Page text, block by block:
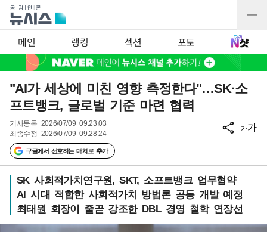
메인 랭킹 섹션 포토
"AI가 세상에 미친 영향 측정한다"…SK·소
프트뱅크, 글로벌 기준 마련 협력
기사등록 2026/07/09 09:23:03
최종수정 2026/07/09 09:28:24
구글에서 선호하는 매체로 추가
가가
SK 사회적가치연구원, SKT, 소프트뱅크 업무협약
AI 시대 적합한 사회적가치 방법론 공동 개발 예정
최태원 회장이 줄곧 강조한 DBL 경영 철학 연장선